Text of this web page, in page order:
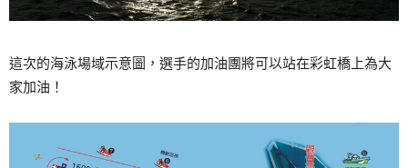
這次的海泳場域示意圖，選手的加油團將可以站在彩虹橋上為大
家加油！